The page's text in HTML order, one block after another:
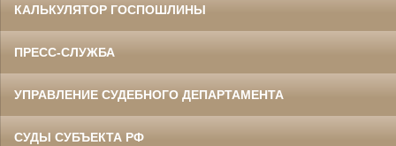
КАЛЬКУЛЯТОР ГОСПОШЛИНЫ
ПРЕСС-СЛУЖБА
УПРАВЛЕНИЕ СУДЕБНОГО ДЕПАРТАМЕНТА
СУДЫ СУБЪЕКТА РФ